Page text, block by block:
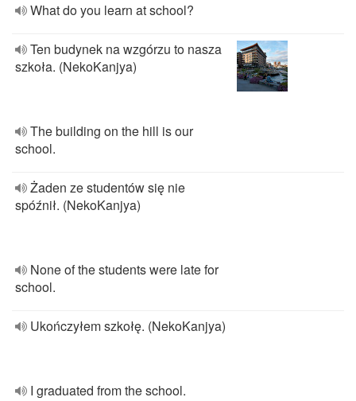
What do you learn at school?
Ten budynek na wzgórzu to nasza
szkoła. (NekoKanjya)
The building on the hill is our
school.
Żaden ze studentów się nie
spóźnił. (NekoKanjya)
None of the students were late for
school.
Ukończyłem szkołę. (NekoKanjya)
I graduated from the school.